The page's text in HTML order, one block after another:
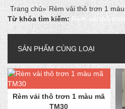
Trang chủ» Rèm vải thô trơn 1 màu
Từ khóa tìm kiếm: Rèm vải thô trơn
SẢN PHẨM CÙNG LOẠI
Rèm vải thô trơn 1 màu mã
TM30